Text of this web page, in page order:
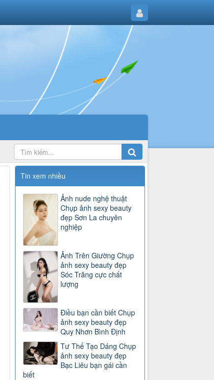
Tin xem nhiều
Ảnh nude nghệ thuật
Chụp ảnh sexy beauty
đẹp Sơn La chuyên
nghiệp
Ảnh Trên Giường Chụp
ảnh sexy beauty đẹp
Sóc Trăng cực chất
lượng
Điều bạn cần biết Chụp
ảnh sexy beauty đẹp
Quy Nhơn Bình Định
Tư Thế Tạo Dáng Chụp
ảnh sexy beauty đẹp
Bạc Liêu bạn gái cần
biết